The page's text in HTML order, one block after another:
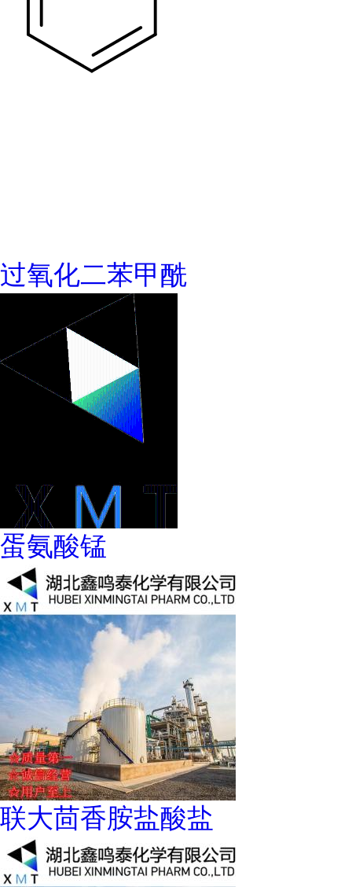
过氧化二苯甲酰
蛋氨酸锰
联大茴香胺盐酸盐